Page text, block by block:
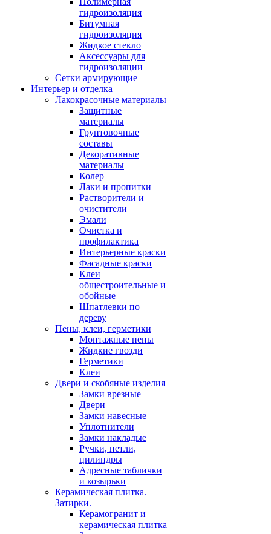
гидроизоляция
Битумная
гидроизоляция
Жидкое стекло
Аксессуары для
гидроизоляции
Сетки армирующие
Интерьер и отделка
Лакокрасочные материалы
Защитные
материалы
Грунтовочные
составы
Декоративные
материалы
Колер
Лаки и пропитки
Растворители и
очистители
Эмали
Очистка и
профилактика
Интерьерные краски
Фасадные краски
Клеи
общестроительные и
обойные
Шпатлевки по
дереву
Пены, клеи, герметики
Монтажные пены
Жидкие гвозди
Герметики
Клеи
Двери и скобяные изделия
Замки врезные
Двери
Замки навесные
Уплотнители
Замки накладые
Ручки, петли,
цилиндры
Адресные таблички
и козырьки
Керамическая плитка.
Затирки.
Керамогранит и
керамическая плитка